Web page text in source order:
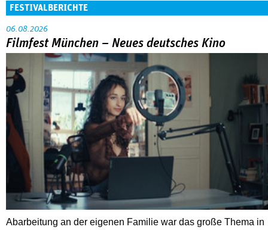
FESTIVALBERICHTE
06.08.2026
Filmfest München – Neues deutsches Kino
Abarbeitung an der eigenen Familie war das große Thema in